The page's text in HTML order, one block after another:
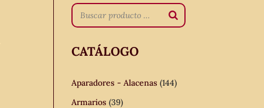
CATÁLOGO
Aparadores - Alacenas (144)
Armarios (39)